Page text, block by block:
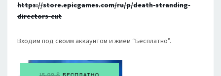
https://store.epicgames.com/ru/p/death-stranding-
directors-cut
Входим под своим аккаунтом и жмем “Бесплатно”.